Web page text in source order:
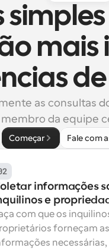
mais
as consultas
da equipe
Começar Fale com
informações
e
com que os
forneçam as